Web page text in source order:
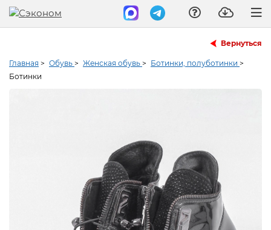
Вернуться
Главная > Обувь > Женская обувь > Ботинки, полуботинки >
Ботинки